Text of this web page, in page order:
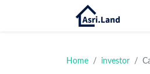
Home investor